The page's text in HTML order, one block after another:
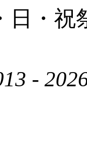
日・祝
-